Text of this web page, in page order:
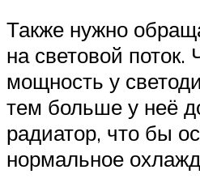
Также нужно
на световой
мощность у
тем больше у неё
радиатор, что бы
нормальное